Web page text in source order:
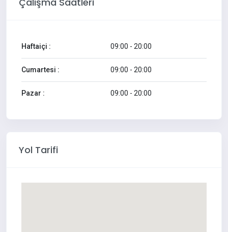
Haftaiçi : 09:00 - 20:00
Cumartesi : 09:00 - 20:00
Pazar : 09:00 - 20:00
Yol Tarifi